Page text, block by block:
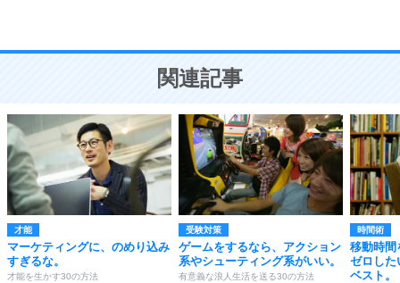
ことが大切。
関連記事
才能
マーケティングに、のめり込み
すぎるな。
才能を生かす30の方法
受験対策
ゲームをするなら、アクション
系やシューティング系がいい。
有意義な浪人生活を送る30の方法
時間術
移動時間
ゼロした
ベスト。